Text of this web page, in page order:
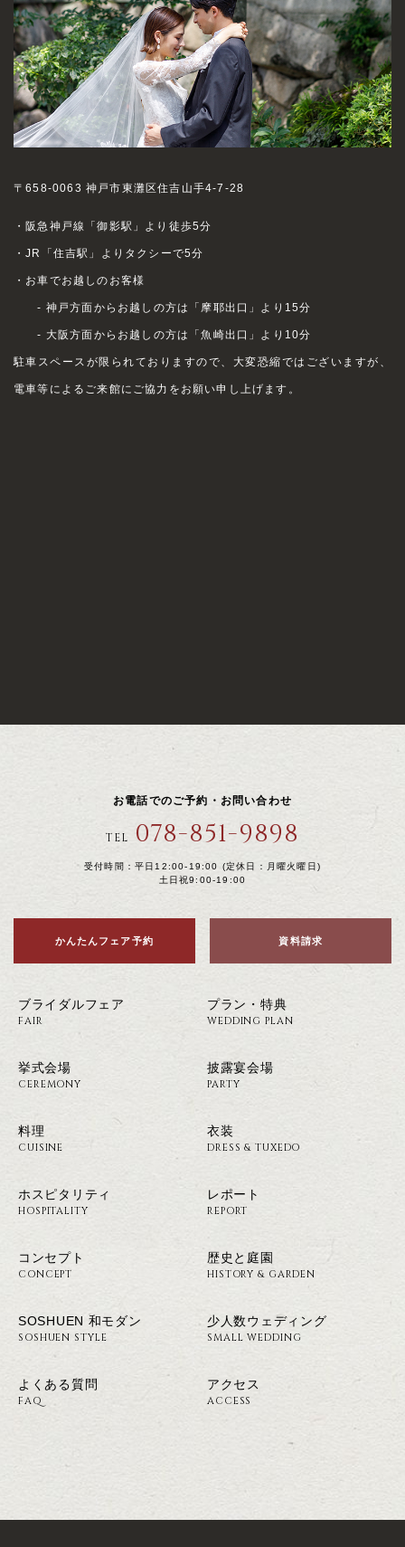
〒658-0063 神戸市東灘区住吉山手4-7-28
・阪急神戸線「御影駅」より徒歩5分
・JR「住吉駅」よりタクシーで5分
・お車でお越しのお客様
- 神戸方面からお越しの方は「摩耶出口」より15分
- 大阪方面からお越しの方は「魚崎出口」より10分
駐車スペースが限られておりますので、大変恐縮ではございますが、
電車等によるご来館にご協力をお願い申し上げます。
お電話でのご予約・お問い合わせ
TEL 078-851-9898
受付時間：平日12:00-19:00 (定休日：月曜火曜日)
土日祝9:00-19:00
かんたんフェア予約 資料請求
ブライダルフェア
FAIR
プラン・特典
WEDDING PLAN
挙式会場
CEREMONY
披露宴会場
PARTY
料理
CUISINE
衣装
DRESS & TUXEDO
ホスピタリティ
HOSPITALITY
レポート
REPORT
コンセプト
CONCEPT
歴史と庭園
HISTORY & GARDEN
SOSHUEN 和モダン
SOSHUEN STYLE
少人数ウェディング
SMALL WEDDING
よくある質問
FAQ
アクセス
ACCESS